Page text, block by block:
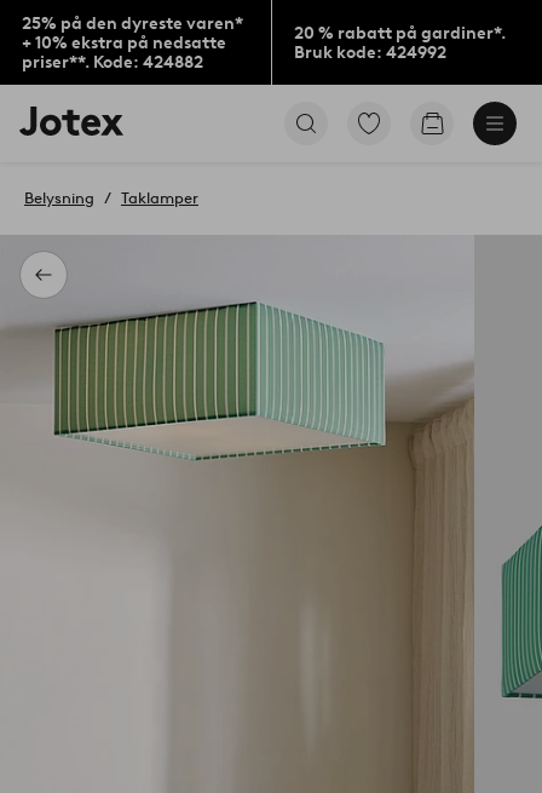
25% på den dyreste varen*
+ 10% ekstra på nedsatte
priser**. Kode: 424882
20 % rabatt på gardiner*.
Bruk kode: 424992
Jotex’
logo
til
Gå
Gå
Tilbake
Belysning Taklamper